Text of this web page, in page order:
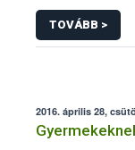
TOVÁBB >
2016. április 28,